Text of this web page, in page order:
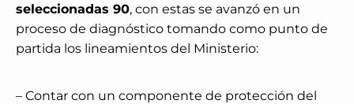
seleccionadas 90, con estas se avanzó en un
proceso de diagnóstico tomando como punto de
partida los lineamientos del Ministerio:
– Contar con un componente de protección del